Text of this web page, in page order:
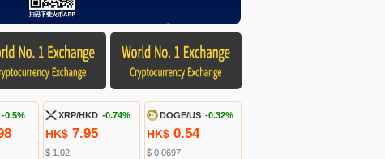
-0.5% XRP/HKD -0.74%
HK$ 7.95
$ 1.02
DOGE/US -0.32%
HK$ 0.54
$ 0.0697